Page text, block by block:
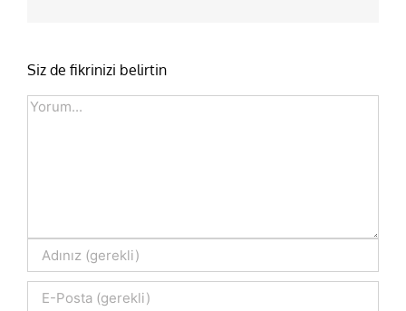
Siz de fikrinizi belirtin
Comment